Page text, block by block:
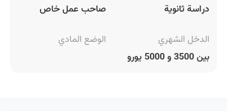
دراسة ثانوية
صاحب عمل خاص
الدخل الشهري
بين 3500 و 5000 يورو
الوضع المادي